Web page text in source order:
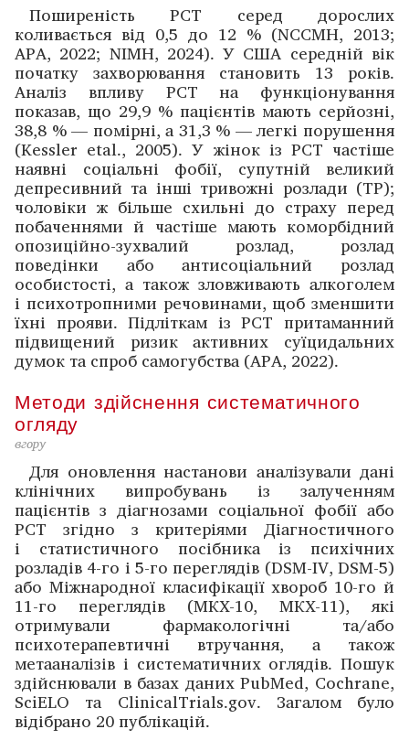
Поширеність РСТ серед дорослих
коливається від 0,5 до 12 % (NCCMH, 2013;
APA, 2022; NIMH, 2024). У США середній вік
початку захворювання становить 13 років.
Аналіз впливу РСТ на функціонування
показав, що 29,9 % пацієнтів мають серйозні,
38,8 % — помірні, а 31,3 % — легкі порушення
(Kessler etal., 2005). У жінок із РСТ частіше
наявні соціальні фобії, супутній великий
депресивний та інші тривожні розлади (ТР);
чоловіки ж більше схильні до страху перед
побаченнями й частіше мають коморбідний
опозиційно-зухвалий розлад, розлад
поведінки або антисоціальний розлад
особистості, а також зловживають алкоголем
і психотропними речовинами, щоб зменшити
їхні прояви. Підліткам із РСТ притаманний
підвищений ризик активних суїцидальних
думок та спроб самогубства (APA, 2022).
Методи здійснення систематичного
огляду
вгору
Для оновлення настанови аналізували дані
клінічних випробувань із залученням
пацієнтів з діагнозами соціальної фобії або
РСТ згідно з критеріями Діагностичного
і статистичного посібника із психічних
розладів 4-го і 5-го переглядів (DSM-IV, DSM-5)
або Міжнародної класифікації хвороб 10-го й
11-го переглядів (МКХ-10, МКХ-11), які
отримували фармакологічні та/або
психотерапевтичні втручання, а також
метааналізів і систематичних оглядів. Пошук
здійснювали в базах даних PubMed, Cochrane,
SciELO та ClinicalTrials.gov. Загалом було
відібрано 20 публікацій.